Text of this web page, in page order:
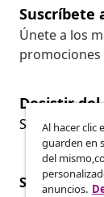
Suscríbete
Únete a los
promociones
Desistir
Solicita la
Servicio al
Al hacer clic
guarden en
del
anuncios.